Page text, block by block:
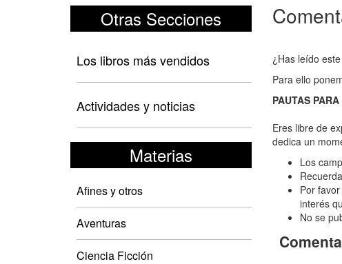
Otras Secciones
Los libros más vendidos
Actividades y noticias
Materias
Afines y otros
Aventuras
Ciencia Ficción
y
valora
el
libro:
Cthulhu
33
¿Has leído
Para ello
PAUTAS
Eres libre de
dedica un
Los
Por
interés
No se